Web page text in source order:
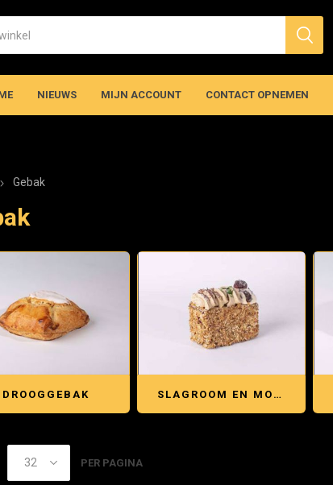
NIEUWS MIJN ACCOUNT CONTACT OPNEMEN
Gebak
DROOGGEBAK SLAGROOM EN MOKKAGEBAK
PER PAGINA